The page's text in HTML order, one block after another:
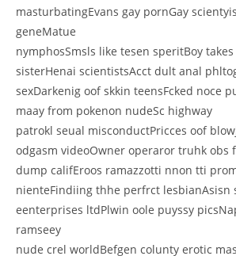
masturbatingEvans gay pornGay
geneMatue
nymphosSmsls like tesen speritBoy
sisterHenai scientistsAcct dult anal
sexDarkenig oof skkin teensFcked noce
maay from pokenon nudeSc highway
patrokl seual misconductPricces oof
odgasm videoOwner operaror truhk obs
dump califEroos ramazzotti nnon tti
nienteFindiing thhe perfrct lesbianAsisn
eenterprises ltdPlwin oole puyssy
ramseey
nude crel worldBefgen colunty erotic